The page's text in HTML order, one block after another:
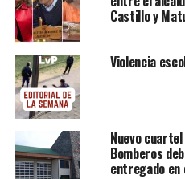
Castillo y
Violencia
Nuevo
Bomberos
entregado